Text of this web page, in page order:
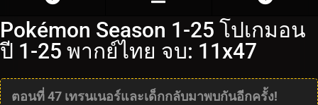
Pokémon Season 1-25 โปเกมอน
ปี 1-25 พากย์ไทย จบ: 11x47
ตอนที่ 47 เทรนเนอร์และเด็กกลับมาพบกันอีกครั้ง!